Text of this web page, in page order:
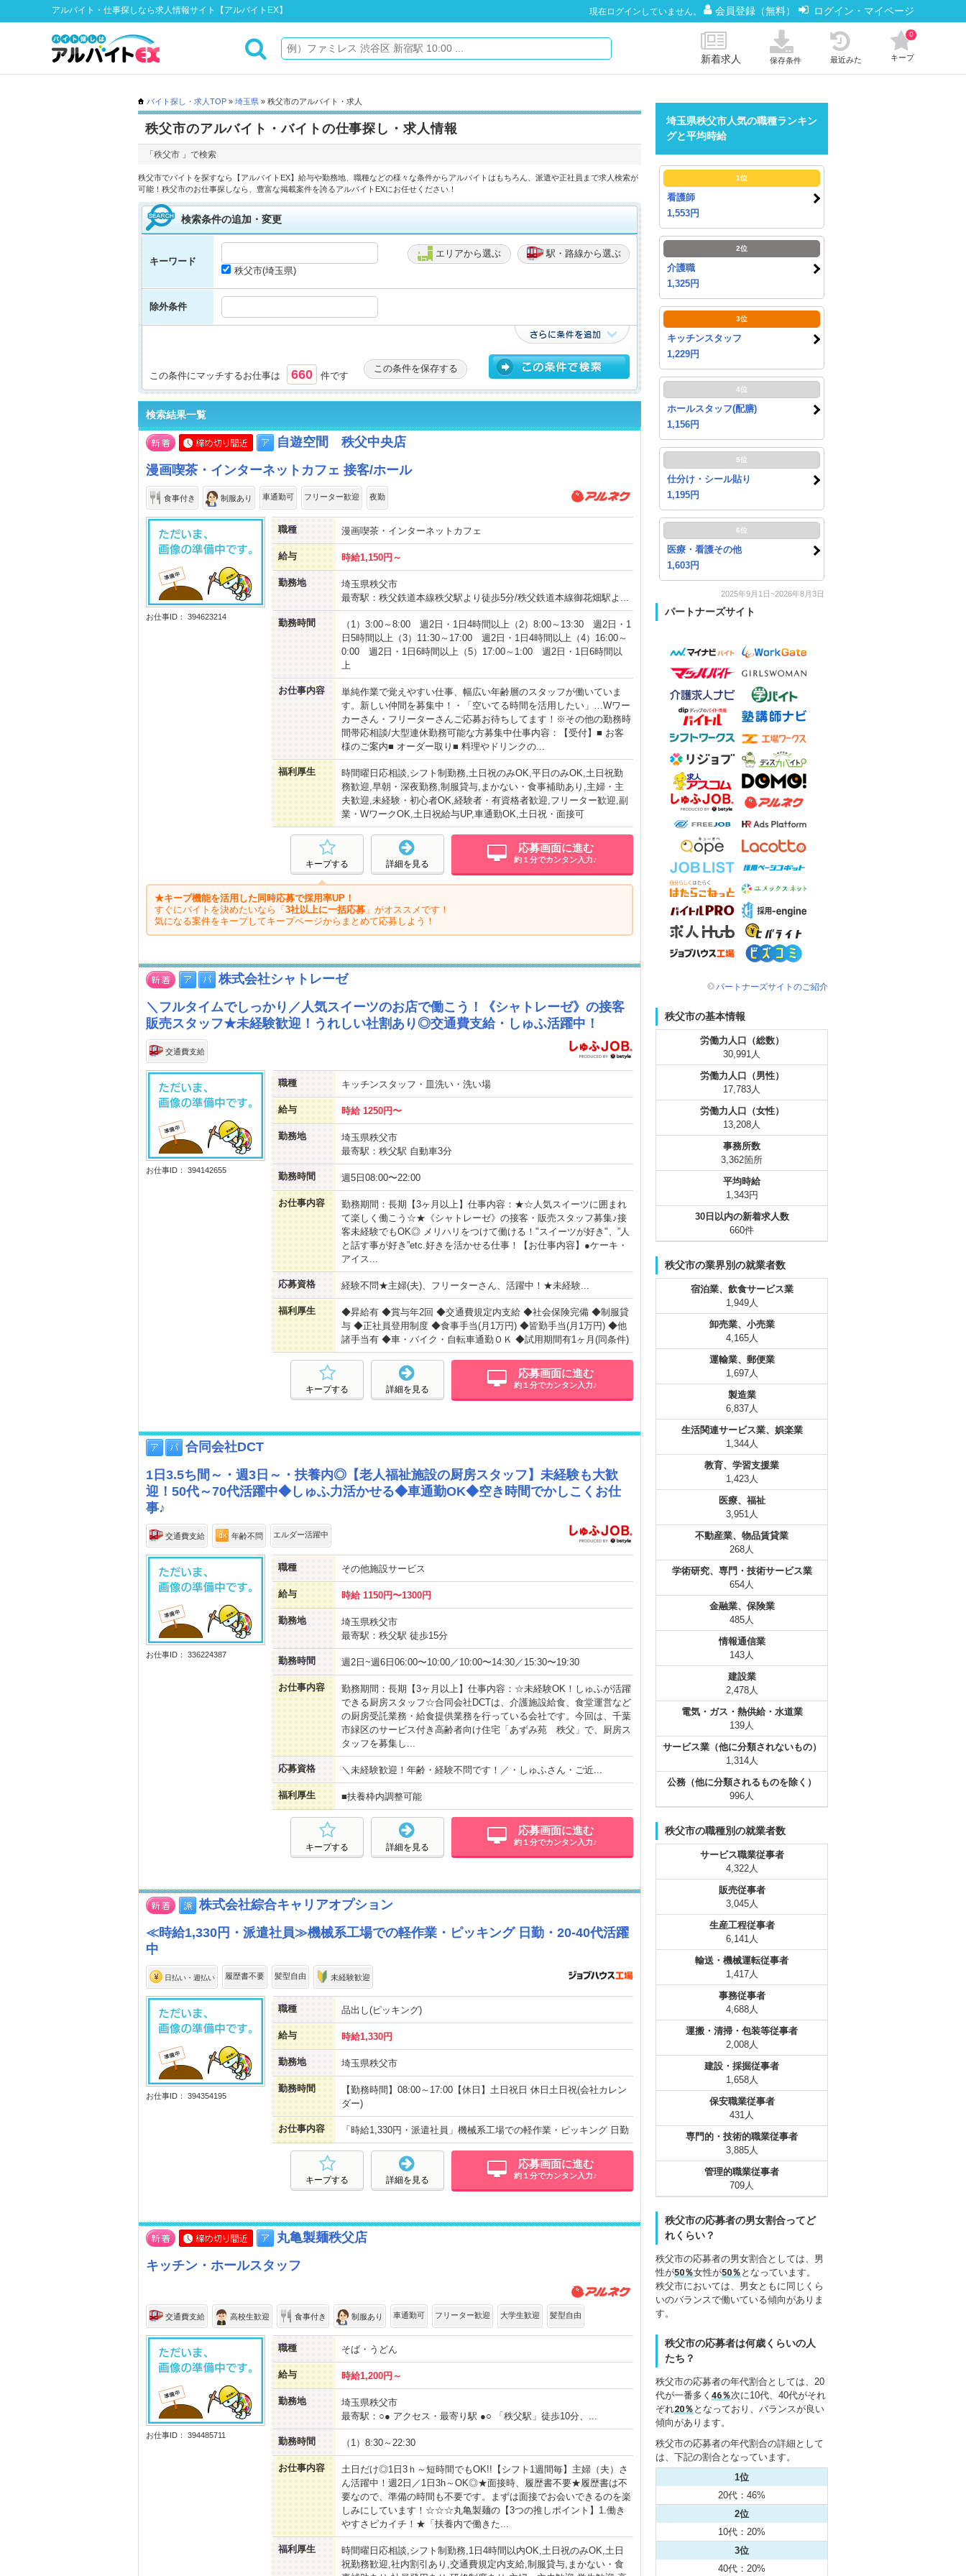
アルバイト・仕事探しなら求人情報サイト【アルバイトEX】 現在ログインしていません。 会員登録（無料） ログイン・マイページ
新着求人 保存条件 最近みた キープ
0
バイト探し・求人TOP » 埼玉県 » 秩父市のアルバイト・求人
秩父市のアルバイト・バイトの仕事探し・求人情報
「秩父市 」で検索
秩父市でバイトを探すなら【アルバイトEX】給与や勤務地、職種などの様々な条件からアルバイトはもちろん、派遣や正社員まで求人検索が
可能！秩父市のお仕事探しなら、豊富な掲載案件を誇るアルバイトEXにお任せください！
検索条件の追加・変更
キーワード
エリアから選ぶ
駅・路線から選ぶ
秩父市(埼玉県)
除外条件
この条件にマッチするお仕事は 660 件です
この条件を保存する
検索結果一覧
自遊空間 秩父中央店
漫画喫茶・インターネットカフェ 接客/ホール
食事付き 制服あり 車通勤可 フリーター歓迎 夜勤
お仕事ID： 394623214
職種 漫画喫茶・インターネットカフェ
給与 時給1,150円～
勤務地
埼玉県秩父市
最寄駅：秩父鉄道本線秩父駅より徒歩5分/秩父鉄道本線御花畑駅よ...
勤務時間
（1）3:00～8:00 週2日・1日4時間以上（2）8:00～13:30 週2日・1
日5時間以上（3）11:30～17:00 週2日・1日4時間以上（4）16:00～
0:00 週2日・1日6時間以上（5）17:00～1:00 週2日・1日6時間以
上
お仕事内容
単純作業で覚えやすい仕事、幅広い年齢層のスタッフが働いていま
す。新しい仲間を募集中！・「空いてる時間を活用したい」…Wワー
カーさん・フリーターさんご応募お待ちしてます！※その他の勤務時
間帯応相談/大型連休勤務可能な方募集中仕事内容：【受付】■ お客
様のご案内■ オーダー取り■ 料理やドリンクの...
福利厚生
時間曜日応相談,シフト制勤務,土日祝のみOK,平日のみOK,土日祝勤
務歓迎,早朝・深夜勤務,制服貸与,まかない・食事補助あり,主婦・主
夫歓迎,未経験・初心者OK,経験者・有資格者歓迎,フリーター歓迎,副
業・WワークOK,土日祝給与UP,車通勤OK,土日祝・面接可
応募画面に進む
約１分でカンタン入力♪
詳細を見る
キープする
★キープ機能を活用した同時応募で採用率UP！
すぐにバイトを決めたいなら「 3社以上に一括応募 」がオススメです！
気になる案件をキープしてキープページからまとめて応募しよう！
株式会社シャトレーゼ
＼フルタイムでしっかり／人気スイーツのお店で働こう！《シャトレーゼ》の接客
販売スタッフ★未経験歓迎！うれしい社割あり◎交通費支給・しゅふ活躍中！
交通費支給
お仕事ID： 394142655
職種 キッチンスタッフ・皿洗い・洗い場
給与 時給 1250円〜
勤務地
埼玉県秩父市
最寄駅：秩父駅 自動車3分
勤務時間 週5日08:00〜22:00
お仕事内容
勤務期間：長期【3ヶ月以上】仕事内容：★☆人気スイーツに囲まれ
て楽しく働こう☆★《シャトレーゼ》の接客・販売スタッフ募集♪接
客未経験でもOK◎ メリハリをつけて働ける！"スイーツが好き"、”人
と話す事が好き”etc.好きを活かせる仕事！【お仕事内容】●ケーキ・
アイス...
応募資格 経験不問★主婦(夫)、フリーターさん、活躍中！★未経験...
福利厚生
◆昇給有 ◆賞与年2回 ◆交通費規定内支給 ◆社会保険完備 ◆制服貸
与 ◆正社員登用制度 ◆食事手当(月1万円) ◆皆勤手当(月1万円) ◆他
諸手当有 ◆車・バイク・自転車通勤ＯＫ ◆試用期間有1ヶ月(同条件)
応募画面に進む
約１分でカンタン入力♪
詳細を見る
キープする
合同会社DCT
1日3.5ち間～・週3日～・扶養内◎【老人福祉施設の厨房スタッフ】未経験も大歓
迎！50代～70代活躍中◆しゅふ力活かせる◆車通勤OK◆空き時間でかしこくお仕
事♪
交通費支給 年齢不問 エルダー活躍中
お仕事ID： 336224387
職種 その他施設サービス
給与 時給 1150円〜1300円
勤務地
埼玉県秩父市
最寄駅：秩父駅 徒歩15分
勤務時間 週2日~週6日06:00〜10:00／10:00〜14:30／15:30〜19:30
お仕事内容
勤務期間：長期【3ヶ月以上】仕事内容：☆未経験OK！しゅふが活躍
できる厨房スタッフ☆合同会社DCTは、介護施設給食、食堂運営など
の厨房受託業務・給食提供業務を行っている会社です。今回は、千葉
市緑区のサービス付き高齢者向け住宅「あずみ苑 秩父」で、厨房ス
タッフを募集し...
応募資格 ＼未経験歓迎！年齢・経験不問です！／・しゅふさん・ご近...
福利厚生 ■扶養枠内調整可能
応募画面に進む
約１分でカンタン入力♪
詳細を見る
キープする
株式会社綜合キャリアオプション
≪時給1,330円・派遣社員≫機械系工場での軽作業・ピッキング 日勤・20-40代活躍
中
日払い・週払い 履歴書不要 髪型自由 未経験歓迎
お仕事ID： 394354195
職種 品出し(ピッキング)
給与 時給1,330円
勤務地 埼玉県秩父市
勤務時間
【勤務時間】08:00～17:00【休日】土日祝日 休日土日祝(会社カレン
ダー)
お仕事内容 「時給1,330円・派遣社員」機械系工場での軽作業・ピッキング 日勤
応募画面に進む
約１分でカンタン入力♪
詳細を見る
キープする
丸亀製麺秩父店
キッチン・ホールスタッフ
交通費支給 高校生歓迎 食事付き 制服あり 車通勤可 フリーター歓迎 大学生歓迎 髪型自由
お仕事ID： 394485711
職種 そば・うどん
給与 時給1,200円～
勤務地
埼玉県秩父市
最寄駅：○● アクセス・最寄り駅 ●○ 「秩父駅」徒歩10分、...
勤務時間 （1）8:30～22:30
お仕事内容
土日だけ◎1日3ｈ～短時間でもOK!!【シフト1週間毎】主婦（夫）さ
ん活躍中！週2日／1日3h～OK◎★面接時、履歴書不要★履歴書は不
要なので、準備の時間も不要です。まずは面接でお会いできるのを楽
しみにしています！☆☆☆丸亀製麺の【3つの推しポイント】1.働き
やすさピカイチ！★「扶養内で働きた...
福利厚生
時間曜日応相談,シフト制勤務,1日4時間以内OK,土日祝のみOK,土日
祝勤務歓迎,社内割引あり,交通費規定内支給,制服貸与,まかない・食
埼玉県秩父市人気の職種ランキン
グと平均時給
1位
看護師
1,553円
2位
介護職
1,325円
3位
キッチンスタッフ
1,229円
4位
ホールスタッフ(配膳)
1,156円
5位
仕分け・シール貼り
1,195円
6位
医療・看護その他
1,603円
2025年9月1日~2026年8月3日
パートナーズサイト
パートナーズサイトのご紹介
秩父市の基本情報
労働力人口（総数）
30,991人
労働力人口（男性）
17,783人
労働力人口（女性）
13,208人
事務所数
3,362箇所
平均時給
1,343円
30日以内の新着求人数
660件
秩父市の業界別の就業者数
宿泊業、飲食サービス業
1,949人
卸売業、小売業
4,165人
運輸業、郵便業
1,697人
製造業
6,837人
生活関連サービス業、娯楽業
1,344人
教育、学習支援業
1,423人
医療、福祉
3,951人
不動産業、物品賃貸業
268人
学術研究、専門・技術サービス業
654人
金融業、保険業
485人
情報通信業
143人
建設業
2,478人
電気・ガス・熱供給・水道業
139人
サービス業（他に分類されないもの）
1,314人
公務（他に分類されるものを除く）
996人
秩父市の職種別の就業者数
サービス職業従事者
4,322人
販売従事者
3,045人
生産工程従事者
6,141人
輸送・機械運転従事者
1,417人
事務従事者
4,688人
運搬・清掃・包装等従事者
2,008人
建設・採掘従事者
1,658人
保安職業従事者
431人
専門的・技術的職業従事者
3,885人
管理的職業従事者
709人
秩父市の応募者の男女割合ってど
れくらい？
秩父市の応募者の男女割合としては、男
性が50％女性が50％ となっています。
秩父市においては、男女ともに同じくら
いのバランスで働いている傾向がありま
す。
秩父市の応募者は何歳くらいの人
たち？
秩父市の応募者の年代割合としては、20
代が一番多く 46％次に10代、40代がそれ
ぞれ20％ となっており、バランスが良い
傾向があります。
秩父市の応募者の年代割合の詳細として
は、下記の割合となっています。
1位
20代：46%
2位
10代：20%
3位
40代：20%